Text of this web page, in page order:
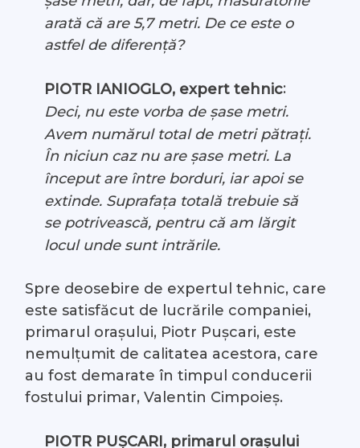
arată că are 5,7 metri. De ce este o
astfel de diferență?
PIOTR IANIOGLO, expert tehnic:
Deci, nu este vorba de șase metri.
Avem numărul total de metri pătrați.
În niciun caz nu are șase metri. La
început are între borduri, iar apoi se
extinde. Suprafața totală trebuie să
se potrivească, pentru că am lărgit
locul unde sunt intrările.
Spre deosebire de expertul tehnic, care
este satisfăcut de lucrările companiei,
primarul orașului, Piotr Pușcari, este
nemulțumit de calitatea acestora, care
au fost demarate în timpul conducerii
fostului primar, Valentin Cimpoieș.
PIOTR PUȘCARI, primarul orașului